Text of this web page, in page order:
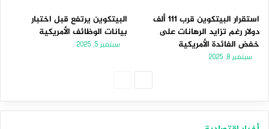
استقرار البيتكوين قرب 111 ألف
دولار رغم تزايد الرهانات على
خفض الفائدة الأمريكية
سبتمبر 8, 2025
البيتكوين يرتفع قبل اختبار
بيانات الوظائف الأمريكية
سبتمبر 5, 2025